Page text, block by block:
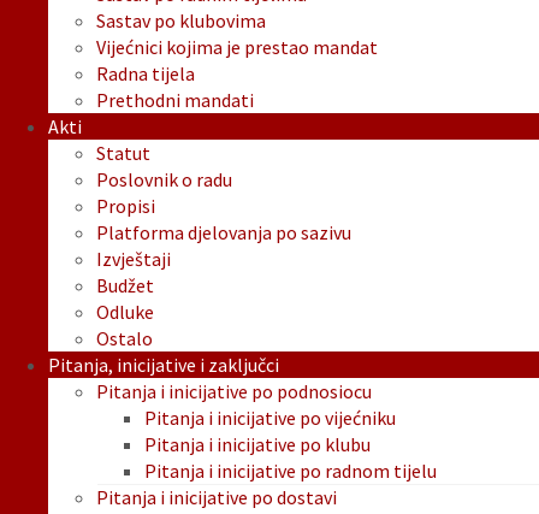
Sastav po klubovima
Vijećnici kojima je prestao mandat
Radna tijela
Prethodni mandati
Akti
Statut
Poslovnik o radu
Propisi
Platforma djelovanja po sazivu
Izvještaji
Budžet
Odluke
Ostalo
Pitanja, inicijative i zaključci
Pitanja i inicijative po podnosiocu
Pitanja i inicijative po vijećniku
Pitanja i inicijative po klubu
Pitanja i inicijative po radnom tijelu
Pitanja i inicijative po dostavi